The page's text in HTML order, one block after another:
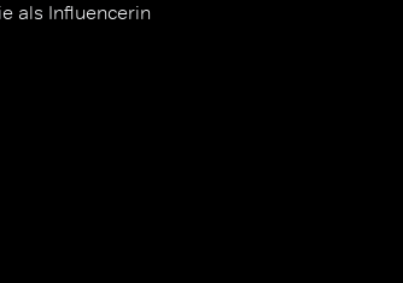
als Influencerin